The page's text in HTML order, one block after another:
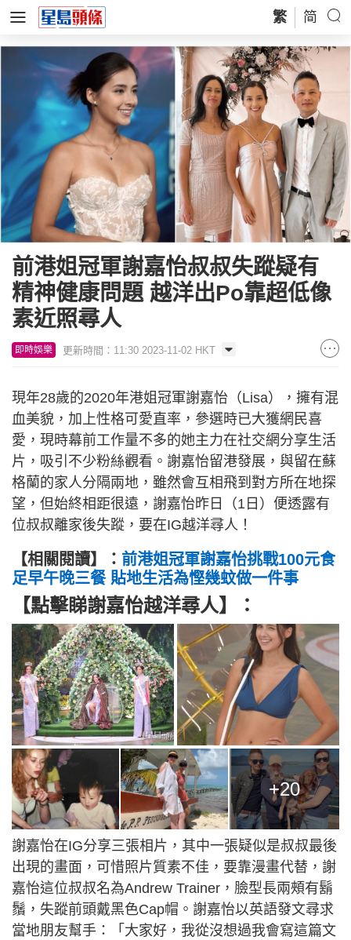
繁 简
前港姐冠軍謝嘉怡叔叔失蹤疑有
精神健康問題 越洋出Po靠超低像
素近照尋人
即時娛樂 更新時間：11:30 2023-11-02 HKT
現年28歲的2020年港姐冠軍謝嘉怡（Lisa），擁有混
血美貌，加上性格可愛直率，參選時已大獲網民喜
愛，現時幕前工作量不多的她主力在社交網分享生活
片，吸引不少粉絲觀看。謝嘉怡留港發展，與留在蘇
格蘭的家人分隔兩地，雖然會互相飛到對方所在地探
望，但始終相距很遠，謝嘉怡昨日（1日）便透露有
位叔叔離家後失蹤，要在IG越洋尋人！
【相關閱讀】： 前港姐冠軍謝嘉怡挑戰100元食
足早午晚三餐 貼地生活為慳幾蚊做一件事
【點擊睇謝嘉怡越洋尋人】：
+20
謝嘉怡在IG分享三張相片，其中一張疑似是叔叔最後
出現的畫面，可惜照片質素不佳，要靠漫畫代替，謝
嘉怡這位叔叔名為Andrew Trainer，臉型長兩頰有鬍
鬚，失蹤前頭戴黑色Cap帽。謝嘉怡以英語發文尋求
當地朋友幫手：「大家好，我從沒想過我會寫這篇文